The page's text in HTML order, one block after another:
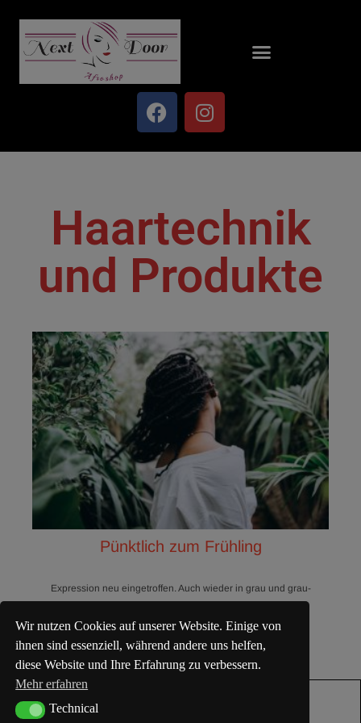
Haartechnik
und Produkte
Pünktlich zum Frühling
Expression neu eingetroffen. Auch wieder in grau und grau-
Wir nutzen Cookies auf unserer Website. Einige von
ihnen sind essenziell, während andere uns helfen,
diese Website und Ihre Erfahrung zu verbessern.
Mehr erfahren
TechnicalTechnical